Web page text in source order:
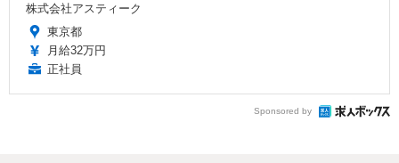
株式会社アスティーク
東京都
月給32万円
正社員
Sponsored by